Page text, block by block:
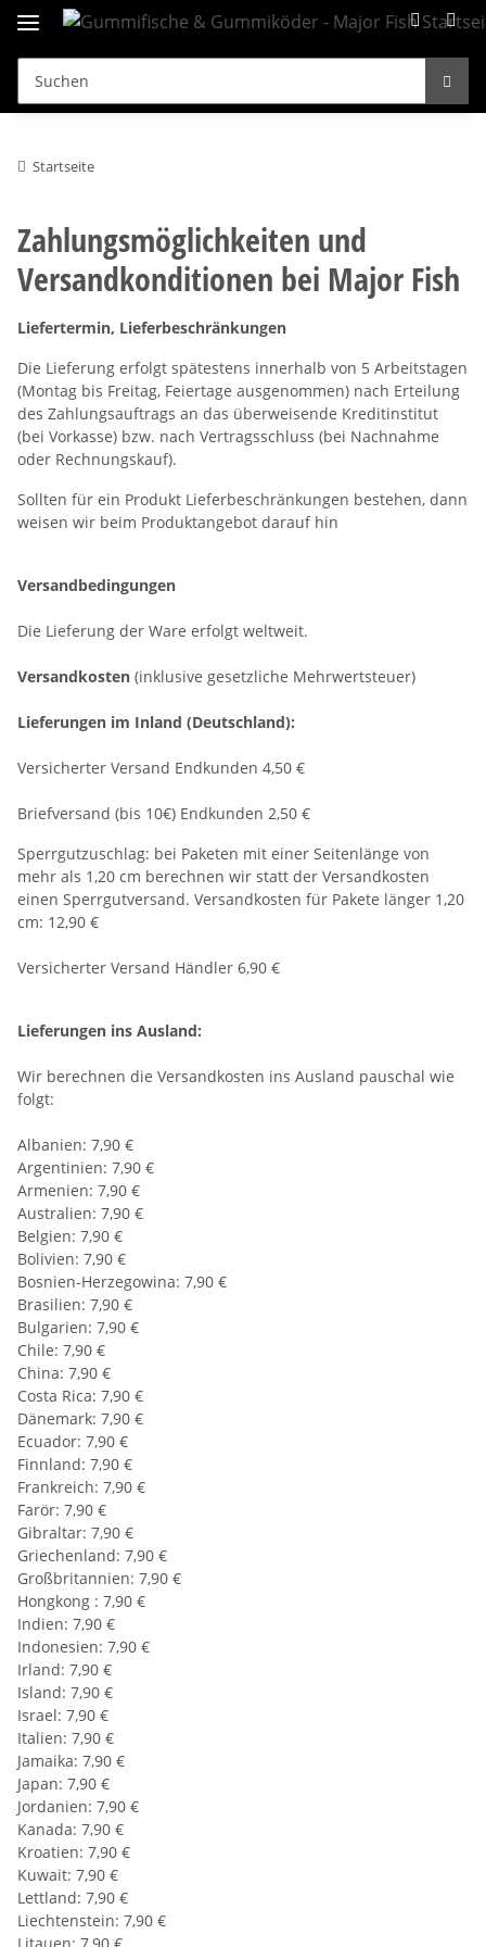
Startseite
Zahlungsmöglichkeiten und
Versandkonditionen bei Major Fish
Liefertermin, Lieferbeschränkungen
Die Lieferung erfolgt spätestens innerhalb von 5 Arbeitstagen
(Montag bis Freitag, Feiertage ausgenommen) nach Erteilung
des Zahlungsauftrags an das überweisende Kreditinstitut
(bei Vorkasse) bzw. nach Vertragsschluss (bei Nachnahme
oder Rechnungskauf).
Sollten für ein Produkt Lieferbeschränkungen bestehen, dann
weisen wir beim Produktangebot darauf hin
Versandbedingungen
Die Lieferung der Ware erfolgt weltweit.
Versandkosten (inklusive gesetzliche Mehrwertsteuer)
Lieferungen im Inland (Deutschland):
Versicherter Versand Endkunden 4,50 €
Briefversand (bis 10€) Endkunden 2,50 €
Sperrgutzuschlag: bei Paketen mit einer Seitenlänge von
mehr als 1,20 cm berechnen wir statt der Versandkosten
einen Sperrgutversand. Versandkosten für Pakete länger 1,20
cm: 12,90 €
Versicherter Versand Händler 6,90 €
Lieferungen ins Ausland:
Wir berechnen die Versandkosten ins Ausland pauschal wie
folgt:
Albanien: 7,90 €
Argentinien: 7,90 €
Armenien: 7,90 €
Australien: 7,90 €
Belgien: 7,90 €
Bolivien: 7,90 €
Bosnien-Herzegowina: 7,90 €
Brasilien: 7,90 €
Bulgarien: 7,90 €
Chile: 7,90 €
China: 7,90 €
Costa Rica: 7,90 €
Dänemark: 7,90 €
Ecuador: 7,90 €
Finnland: 7,90 €
Frankreich: 7,90 €
Farör: 7,90 €
Gibraltar: 7,90 €
Griechenland: 7,90 €
Großbritannien: 7,90 €
Hongkong : 7,90 €
Indien: 7,90 €
Indonesien: 7,90 €
Irland: 7,90 €
Island: 7,90 €
Israel: 7,90 €
Italien: 7,90 €
Jamaika: 7,90 €
Japan: 7,90 €
Jordanien: 7,90 €
Kanada: 7,90 €
Kroatien: 7,90 €
Kuwait: 7,90 €
Lettland: 7,90 €
Liechtenstein: 7,90 €